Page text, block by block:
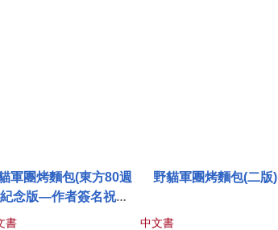
軍團烤麵包(東方80週
念版—作者簽名祝福
書
野貓軍團烤麵包(二版)
中文書